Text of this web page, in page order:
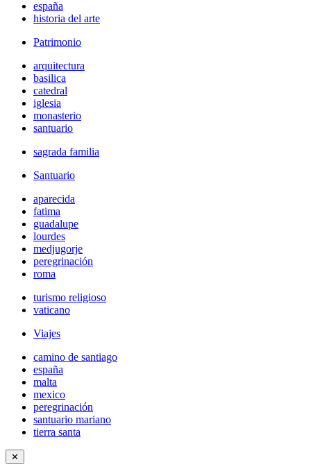
españa
historia del arte
Patrimonio
arquitectura
basilica
catedral
iglesia
monasterio
santuario
sagrada familia
Santuario
aparecida
fatima
guadalupe
lourdes
medjugorje
peregrinación
roma
turismo religioso
vaticano
Viajes
camino de santiago
españa
malta
mexico
peregrinación
santuario mariano
tierra santa
✕